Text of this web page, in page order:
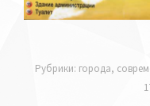
Рубрики: города,